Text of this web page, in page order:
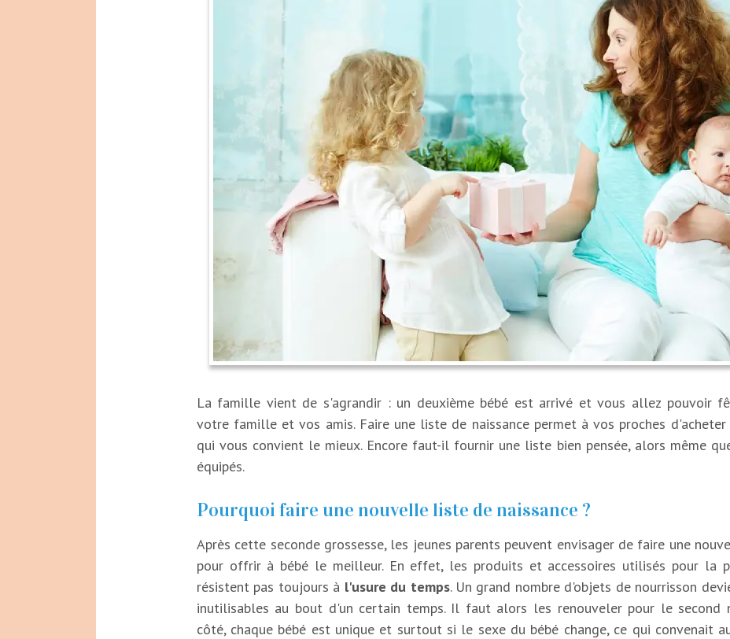
La famille vient de s'agrandir : un deuxième bébé est arrivé et vous allez pouvoir
votre famille et vos amis. Faire une liste de naissance permet à vos proches
qui vous convient le mieux. Encore faut-il fournir une liste bien pensée, alors même
équipés.
Pourquoi faire une nouvelle liste de naissance ?
Après cette seconde grossesse, les jeunes parents peuvent envisager de faire une
pour offrir à bébé le meilleur. En effet, les produits et accessoires utilisés pour la
résistent pas toujours à l'usure du temps. Un grand nombre d'objets de nourrisson
inutilisables au bout d'un certain temps. Il faut alors les renouveler pour le second
côté, chaque bébé est unique et surtout si le sexe du bébé change, ce qui convenait